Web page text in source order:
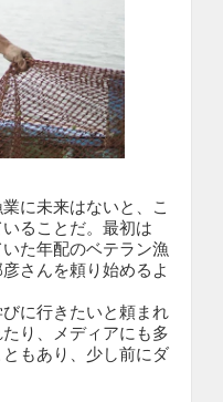
に未来はないと、こ
ることだ。最初は
た年配のベテラン漁
さんを頼り始めるよ
に行きたいと頼まれ
り、メディアにも多
もあり、少し前にダ